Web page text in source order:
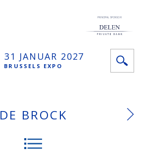
31 JANUAR 2027
BRUSSELS EXPO
PRINCIPAL SPONSOR
DE BROCK